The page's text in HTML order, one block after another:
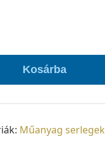
Kosárba
Műanyag serlegek